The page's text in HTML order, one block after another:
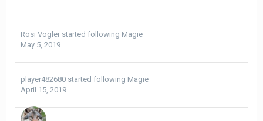
Rosi Vogler started following Magie
May 5, 2019
player482680 started following Magie
April 15, 2019